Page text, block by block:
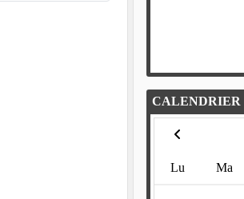
CALENDRIER
Lu Ma